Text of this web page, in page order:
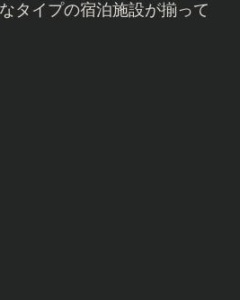
タイプの宿泊施設が揃って